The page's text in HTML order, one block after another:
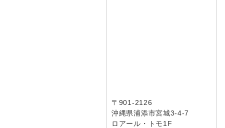
〒901-2126
沖縄県浦添市宮城3-4-7
ロアール・トモ1F